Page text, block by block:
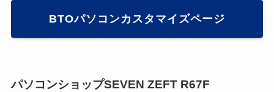
BTOパソコンカスタマイズページ
パソコンショップSEVEN ZEFT R67F